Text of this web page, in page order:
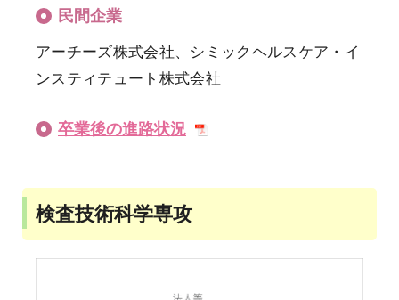
民間企業
アーチーズ株式会社、シミックヘルスケア・イ
ンスティテュート株式会社
卒業後の進路状況
検査技術科学専攻